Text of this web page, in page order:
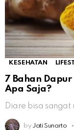
KESEHATAN
7 Bahan
Apa Saja?
Diare bisa
by Jati Sunarto